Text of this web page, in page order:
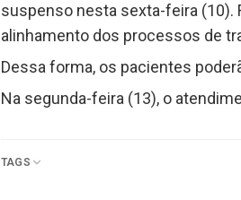
suspenso nesta sexta-feira (10).
alinhamento dos processos de
Dessa forma, os pacientes
Na segunda-feira (13), o
TAGS